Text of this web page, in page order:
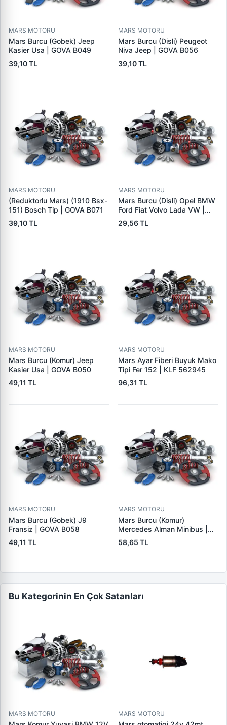
MARS MOTORU
Mars Burcu (Gobek) Jeep
Kasier Usa | GOVA B049
39,10 TL
MARS MOTORU
Mars Burcu (Disli) Peugeot
Niva Jeep | GOVA B056
39,10 TL
MARS MOTORU
(Reduktorlu Mars) (1910 Bsx-
151) Bosch Tip | GOVA B071
39,10 TL
MARS MOTORU
Mars Burcu (Disli) Opel BMW
Ford Fiat Volvo Lada VW |
GOVA B090
29,56 TL
MARS MOTORU
Mars Burcu (Komur) Jeep
Kasier Usa | GOVA B050
49,11 TL
MARS MOTORU
Mars Ayar Fiberi Buyuk Mako
Tipi Fer 152 | KLF 562945
96,31 TL
MARS MOTORU
Mars Burcu (Gobek) J9
Fransiz | GOVA B058
49,11 TL
MARS MOTORU
Mars Burcu (Komur)
Mercedes Alman Minibus |
GOVA B035
58,65 TL
Bu Kategorinin En Çok Satanları
MARS MOTORU MARS MOTORU